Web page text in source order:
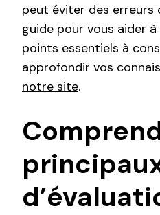
peut éviter des erreurs
guide pour vous aider
points essentiels à
approfondir vos
notre site.